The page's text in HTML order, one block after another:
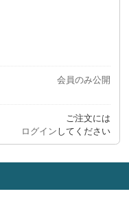
会員のみ公開
ご注文には
ログイン してください